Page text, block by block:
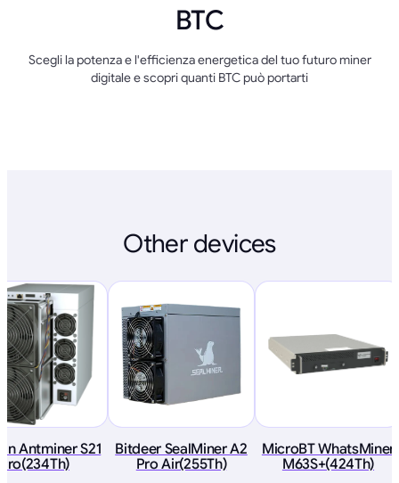
BTC
Scegli la potenza e l'efficienza energetica del tuo futuro miner
digitale e scopri quanti BTC può portarti
Other devices
Antminer S21
Pro(234Th)
Bitdeer SealMiner A2
Pro Air(255Th)
MicroBT WhatsMiner
M63S+(424Th)